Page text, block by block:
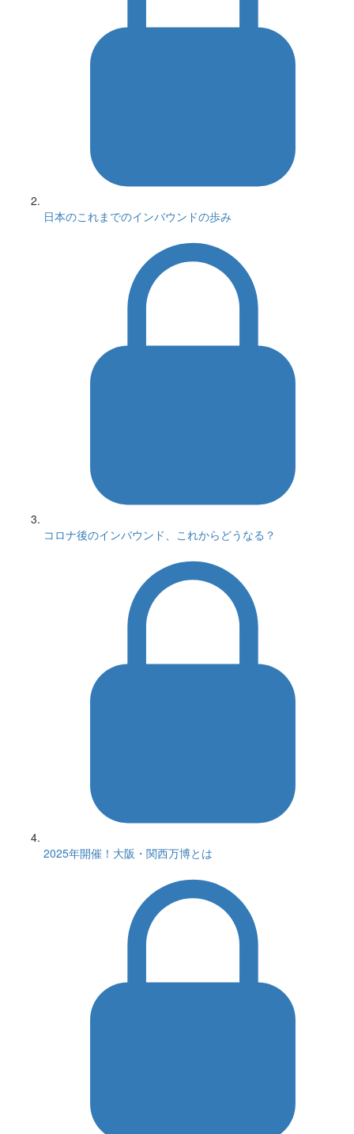
日本のこれまでのインバウンドの歩み
コロナ後のインバウンド、これからどうなる？
2025年開催！大阪・関西万博とは